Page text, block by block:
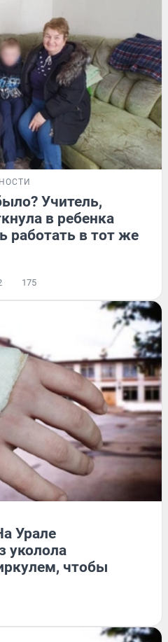
Учитель,
в ребенка
работать в тот же
175
Урале
уколола
чтобы